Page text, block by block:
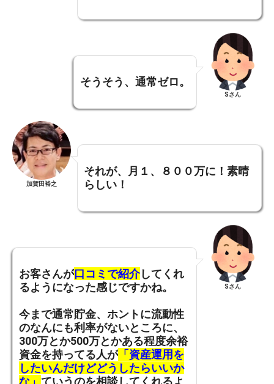
そうそう、通常ゼロ。
Sさん
加賀田裕之
それが、月１、８００万に！素晴
らしい！
お客さんが口コミで紹介してくれ
るようになった感じですかね。
今まで通常貯金、ホントに流動性
のなんにも利率がないところに、
300万とか500万とかある程度余裕
資金を持ってる人が 「資産運用を
したいんだけどどうしたらいいか
な」 ていうのを相談してくれるよ
Sさん